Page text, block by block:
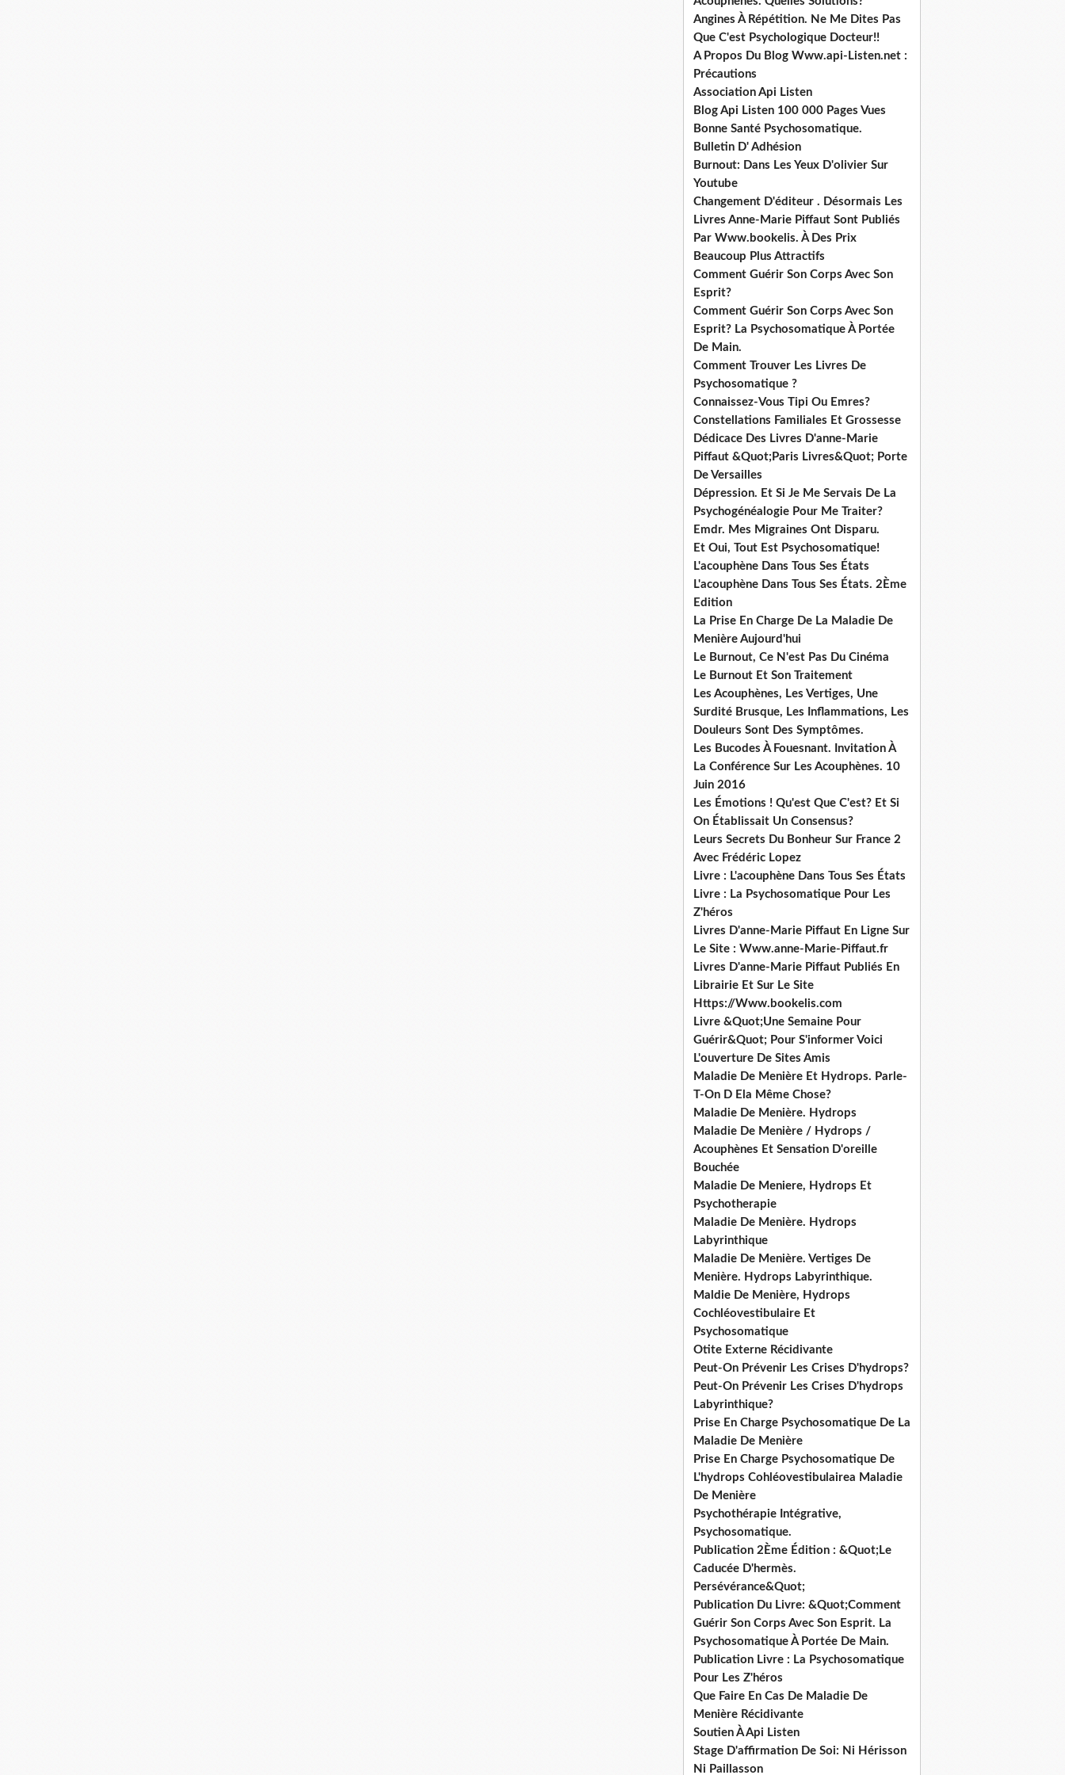
Angines À Répétition. Ne Me Dites Pas
Que C'est Psychologique Docteur!!
A Propos Du Blog Www.api-Listen.net :
Précautions
Association Api Listen
Blog Api Listen 100 000 Pages Vues
Bonne Santé Psychosomatique.
Bulletin D' Adhésion
Burnout: Dans Les Yeux D'olivier Sur
Youtube
Changement D'éditeur . Désormais Les
Livres Anne-Marie Piffaut Sont Publiés
Par Www.bookelis. À Des Prix
Beaucoup Plus Attractifs
Comment Guérir Son Corps Avec Son
Esprit?
Comment Guérir Son Corps Avec Son
Esprit? La Psychosomatique À Portée
De Main.
Comment Trouver Les Livres De
Psychosomatique ?
Connaissez-Vous Tipi Ou Emres?
Constellations Familiales Et Grossesse
Dédicace Des Livres D'anne-Marie
Piffaut &Quot;Paris Livres&Quot; Porte
De Versailles
Dépression. Et Si Je Me Servais De La
Psychogénéalogie Pour Me Traiter?
Emdr. Mes Migraines Ont Disparu.
Et Oui, Tout Est Psychosomatique!
L'acouphène Dans Tous Ses États
L'acouphène Dans Tous Ses États. 2Ème
Edition
La Prise En Charge De La Maladie De
Menière Aujourd'hui
Le Burnout, Ce N'est Pas Du Cinéma
Le Burnout Et Son Traitement
Les Acouphènes, Les Vertiges, Une
Surdité Brusque, Les Inflammations, Les
Douleurs Sont Des Symptômes.
Les Bucodes À Fouesnant. Invitation À
La Conférence Sur Les Acouphènes. 10
Juin 2016
Les Émotions ! Qu'est Que C'est? Et Si
On Établissait Un Consensus?
Leurs Secrets Du Bonheur Sur France 2
Avec Frédéric Lopez
Livre : L'acouphène Dans Tous Ses États
Livre : La Psychosomatique Pour Les
Z'héros
Livres D'anne-Marie Piffaut En Ligne Sur
Le Site : Www.anne-Marie-Piffaut.fr
Livres D'anne-Marie Piffaut Publiés En
Librairie Et Sur Le Site
Https://Www.bookelis.com
Livre &Quot;Une Semaine Pour
Guérir&Quot; Pour S'informer Voici
L'ouverture De Sites Amis
Maladie De Menière Et Hydrops. Parle-
T-On D Ela Même Chose?
Maladie De Menière. Hydrops
Maladie De Menière / Hydrops /
Acouphènes Et Sensation D'oreille
Bouchée
Maladie De Meniere, Hydrops Et
Psychotherapie
Maladie De Menière. Hydrops
Labyrinthique
Maladie De Menière. Vertiges De
Menière. Hydrops Labyrinthique.
Maldie De Menière, Hydrops
Cochléovestibulaire Et
Psychosomatique
Otite Externe Récidivante
Peut-On Prévenir Les Crises D'hydrops?
Peut-On Prévenir Les Crises D'hydrops
Labyrinthique?
Prise En Charge Psychosomatique De La
Maladie De Menière
Prise En Charge Psychosomatique De
L'hydrops Cohléovestibulairea Maladie
De Menière
Psychothérapie Intégrative,
Psychosomatique.
Publication 2Ème Édition : &Quot;Le
Caducée D'hermès.
Persévérance&Quot;
Publication Du Livre: &Quot;Comment
Guérir Son Corps Avec Son Esprit. La
Psychosomatique À Portée De Main.
Publication Livre : La Psychosomatique
Pour Les Z'héros
Que Faire En Cas De Maladie De
Menière Récidivante
Soutien À Api Listen
Stage D'affirmation De Soi: Ni Hérisson
Ni Paillasson